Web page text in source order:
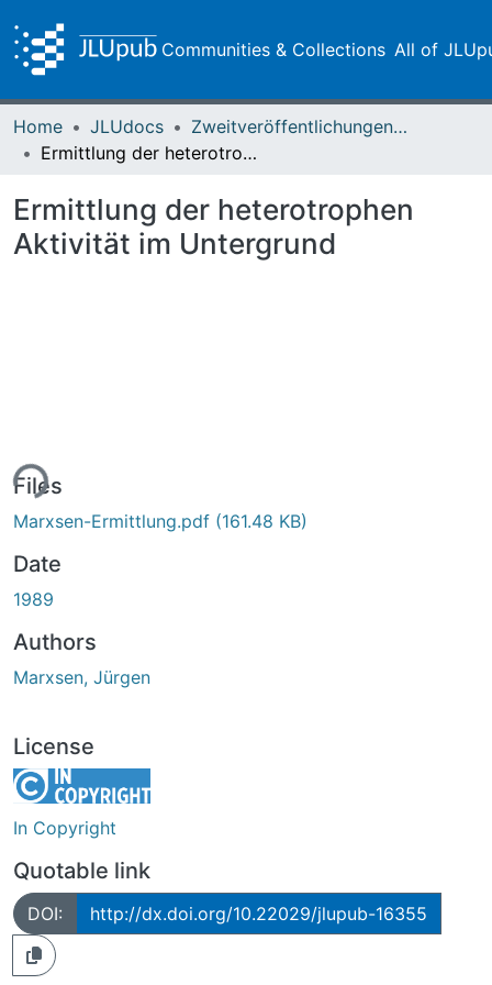
Communities & Collections All of
Home JLUdocs
Zweitveröffentlichungen (grüner Weg)
Ermittlung der heterotrophen Aktivität im Untergrund
Ermittlung der heterotrophen
Aktivität im Untergrund
Files
Marxsen-Ermittlung.pdf (161.48 KB)
Date
1989
Authors
Marxsen, Jürgen
License
In Copyright
Quotable link
DOI: http://dx.doi.org/10.22029/jlupub-16355